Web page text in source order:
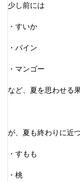
少し前には
・すいか
・パイン
・マンゴー
など、夏を思わせる
が、夏も終わりに近
・すもも
・桃